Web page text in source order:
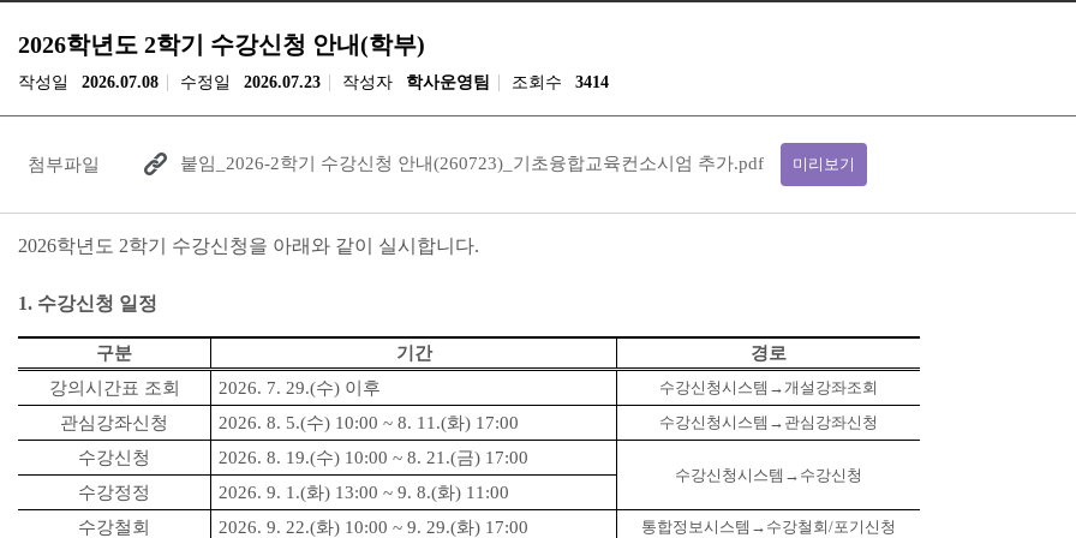
2026학년도 2학기 수강신청 안내(학부)
작성일 2026.07.08 수정일 2026.07.23 작성자 학사운영팀 조회수 3414
첨부파일 붙임_2026-2학기 수강신청 안내(260723)_기초융합교육컨소시엄 추가.pdf 미리보기
2026학년도 2학기 수강신청을 아래와 같이 실시합니다.
1. 수강신청 일정
구분 기간
경로
강의시간표 조회
2026. 7. 29.(수) 이후 수강신청시스템 →개설강좌조회
관심강좌신청 2026. 8. 5.(수) 10:00 ~ 8. 11.(화) 17:00 수강신청시스템 → 관심강좌신청
수강신청 2026. 8. 19.(수) 10:00 ~ 8. 21.(금) 17:00
수강신청시스템 → 수강신청
수강정정 2026. 9. 1.(화) 13:00 ~ 9. 8.(화) 11:00
수강철회
2026. 9. 22.(화) 10:00 ~ 9. 29.(화) 17:00 통합정보시스템 → 수강철회/포기신청